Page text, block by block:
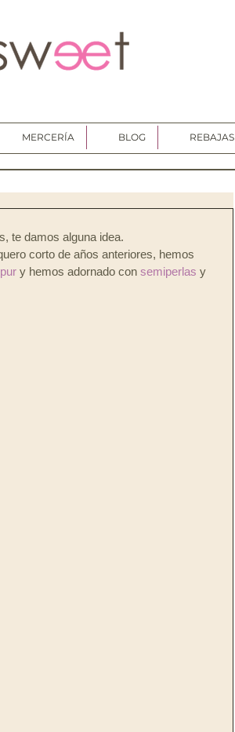
MERCERÍA BLOG REBAJAS
te damos alguna idea.
corto de años anteriores, hemos
y hemos adornado con semiperlas y